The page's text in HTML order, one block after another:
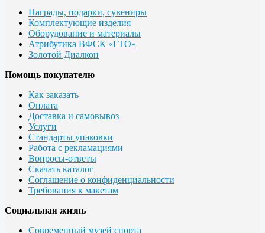
Награды, подарки, сувениры
Комплектующие изделия
Оборудование и материалы
Атрибутика ВФСК «ГТО»
Золотой Диалкон
Помощь покупателю
Как заказать
Оплата
Доставка и самовывоз
Услуги
Стандарты упаковки
Работа с рекламациями
Вопросы-ответы
Скачать каталог
Соглашение о конфиденциальности
Требования к макетам
Социальная жизнь
Современный музей спорта